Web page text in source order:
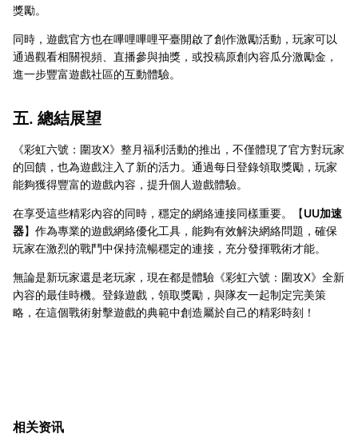
獎勵。
同時，遊戲官方也在嗶哩嗶哩平臺開啟了創作激勵活動，玩家可以
通過觀看相關視頻、直播參與抽獎，或投稿原創內容瓜分激勵金，
進一步豐富遊戲社區的互動體驗。
五. 總結展望
《彩虹六號：圍攻X》整月福利活動的推出，不僅體現了官方對玩家
的回饋，也為遊戲注入了新的活力。通過每日登錄領取獎勵，玩家
能夠獲得豐富的遊戲內容，提升個人遊戲體驗。
在享受這些精彩內容的同時，穩定的網絡連接同樣重要。【UU加速
器】作為專業的遊戲網絡優化工具，能夠有效解決網絡問題，確保
玩家在激烈的戰鬥中保持流暢穩定的連接，充分發揮戰術才能。
無論是新玩家還是老玩家，現在都是體驗《彩虹六號：圍攻X》全新
內容的最佳時機。登錄遊戲，領取獎勵，與隊友一起制定完美策
略，在這個戰術射擊遊戲的典範中創造屬於自己的精彩時刻！
相关资讯